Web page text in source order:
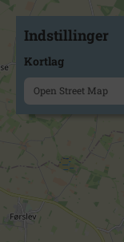
Indstillinger
Kortlag
Open Street Map